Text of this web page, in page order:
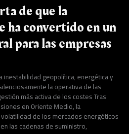
de que la
ha convertido en un
para las empresas
inestabilidad geopolítica, energética y
la operativa de las
más activa de los costes Tras
en Oriente Medio, la
de los mercados energéticos
las cadenas de suministro,